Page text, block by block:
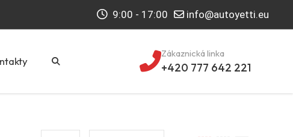
9:00 - 17:00 info@autoyetti.eu
Zákaznická linka
+420 777 642 221